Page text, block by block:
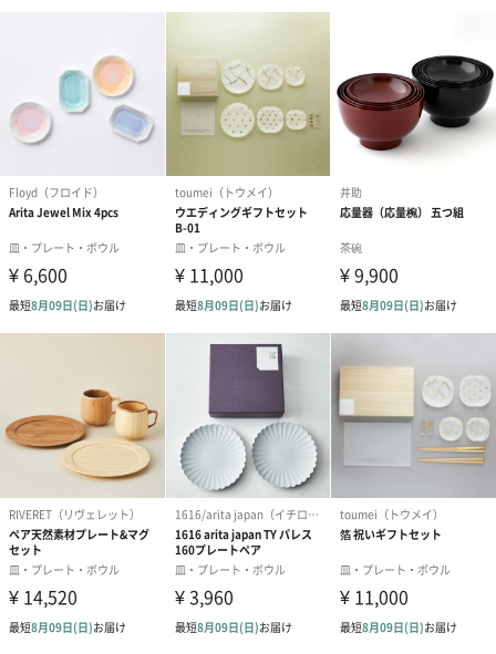
あり（280円）
メッセージカード（通常・写真・グリーティング）
誕生日や結婚祝い・出産祝いなど、様々なシーンのメッセージカ
メッセージカードや封筒のデザインは一部変更する場合がありま
写真付きメッセージカ
ード（680円）
写真付きメッセージカ
ード（Thank you）ピ
ンク（680円）
【誕生日】
Birthday ホワ
刷なし）（